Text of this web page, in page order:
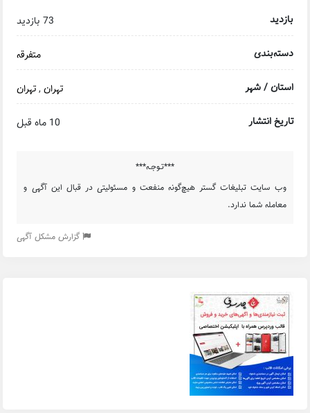
بازدید 73 بازدید
دسته‌بندی متفرقه
استان / شهر تهران,تهران
تاریخ انتشار 10 ماه قبل
***تـوجـه***
وب سایت تبلیغات گستر هیچ‌گونه منفعت و مسئولیتی در قبال این آگهی و
معامله شما ندارد.
گزارش مشکل آگهی